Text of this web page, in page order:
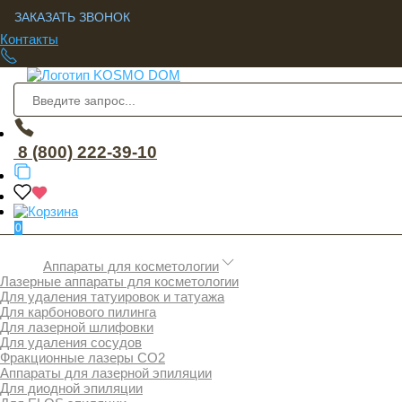
ЗАКАЗАТЬ ЗВОНОК
Контакты
8 (800) 222-39-10
0
Аппараты для косметологии
Лазерные аппараты для косметологии
Для удаления татуировок и татуажа
Для карбонового пилинга
Для лазерной шлифовки
Для удаления сосудов
Фракционные лазеры СО2
Аппараты для лазерной эпиляции
Для диодной эпиляции